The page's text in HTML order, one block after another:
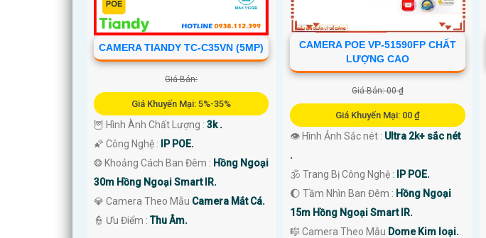
CAMERA TIANDY TC-C35VN (5MP)
Giá Bán:
Giá Khuyến Mại: 5%-35%
🦉 Hình Ành Chất Lượng : 3k .
🌠 Công Nghệ :
IP POE.
❂ Khoảng Cách Ban Đêm : Hồng Ngoại
30m Hồng Ngoại Smart IR.
💎 Camera Theo Mẫu Camera Mắt Cá.
️👮 Ưu Điểm :Thu Âm.
CAMERA POE VP-51590FP CHẤT
LƯỢNG CAO
Giá Bán: 00 ₫
Giá Khuyến Mại: 00 ₫
👁 Hình Ảnh Sắc nét : Ultra 2k+ sắc nét
.
🕉️ Trang Bị Công Nghệ :
IP POE.
🌔 Tầm Nhìn Ban Đêm : Hồng Ngoại
15m Hồng Ngoại Smart IR.
🎼️ Camera Theo Mẫu Dome Kim loại.